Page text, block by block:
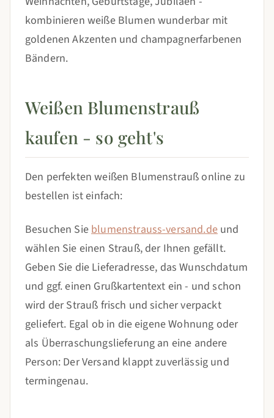
kombinieren weiße Blumen wunderbar mit
goldenen Akzenten und champagnerfarbenen
Bändern.
Weißen Blumenstrauß
kaufen - so geht's
Den perfekten weißen Blumenstrauß online zu
bestellen ist einfach:
Besuchen Sieblumenstrauss-versand.deund
wählen Sie einen Strauß, der Ihnen gefällt.
Geben Sie die Lieferadresse, das Wunschdatum
und ggf. einen Grußkartentext ein - und schon
wird der Strauß frisch und sicher verpackt
geliefert. Egal ob in die eigene Wohnung oder
als Überraschungslieferung an eine andere
Person: Der Versand klappt zuverlässig und
termingenau.